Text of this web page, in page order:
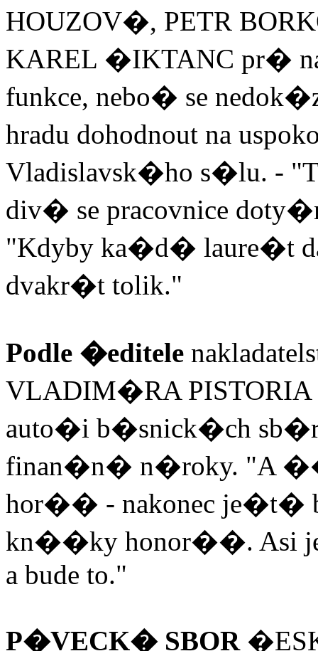
HOUZOV�, PETR
KAREL �IKTANC pr�
funkce, nebo� se
hradu dohodnout na
Vladislavsk�ho s�lu. -
div� se pracovnice
"Kdyby ka�d� laure�t
dvakr�t tolik."
Podle �editele
VLADIM�RA
auto�i b�snick�ch
finan�n� n�roky. "A
hor�� - nakonec je�t�
kn��ky honor��. Asi
a bude to."
P�VECK� SBOR